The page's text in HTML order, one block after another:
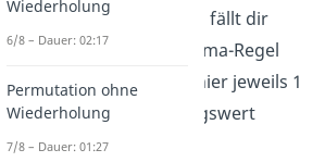
[16 ; 24] genau anschaust, fällt dir
auf, dass das die erste Sigma-Regel
ist: P(μ-σ ≤ X ≤ μ+σ). Weil hier jeweils 1
Sigma von dem Erwartungswert
abgezogen und zu ihm
Wiederholung
6/8 – Dauer: 02:17
Permutation ohne
Wiederholung
7/8 – Dauer: 01:27